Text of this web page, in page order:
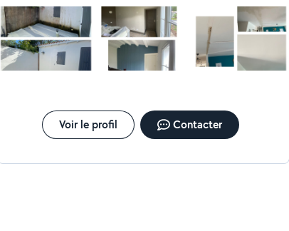
peinture de façades, ainsi que de la réparation des
fissures et autres défauts. Pour les travaux d'intérieur,
je peux m'occuper du détapissage de papier peint ou
autres revêtements, de la préparation des supports
(lessivage, nettoyage, ponçage, rebouchage,
choix des couleurs et réaliser la mise en peinture. Enfin,
je suis également compétente pour la pose de
tapisserie classique , à raccord ou panoramique.
projet .
Voir le profil Contacter